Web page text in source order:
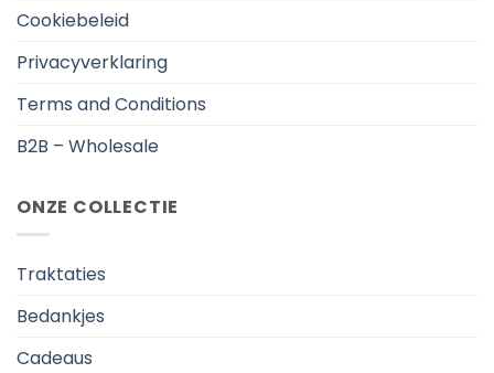
Cookiebeleid
Privacyverklaring
Terms and Conditions
B2B – Wholesale
ONZE COLLECTIE
Traktaties
Bedankjes
Cadeaus